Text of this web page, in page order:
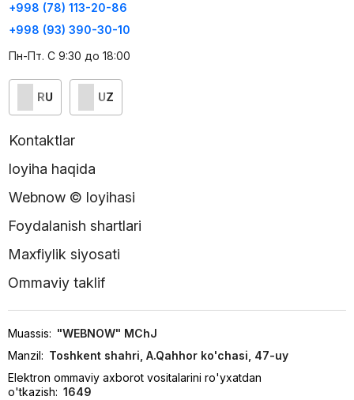
+998 (78) 113-20-86
+998 (93) 390-30-10
Пн-Пт. С 9:30 до 18:00
RU UZ
Kontaktlar
loyiha haqida
Webnow © loyihasi
Foydalanish shartlari
Maxfiylik siyosati
Ommaviy taklif
Muassis: "WEBNOW" MChJ
Manzil: Toshkent shahri, A.Qahhor ko'chasi, 47-uy
Elektron ommaviy axborot vositalarini ro'yxatdan
o'tkazish: 1649